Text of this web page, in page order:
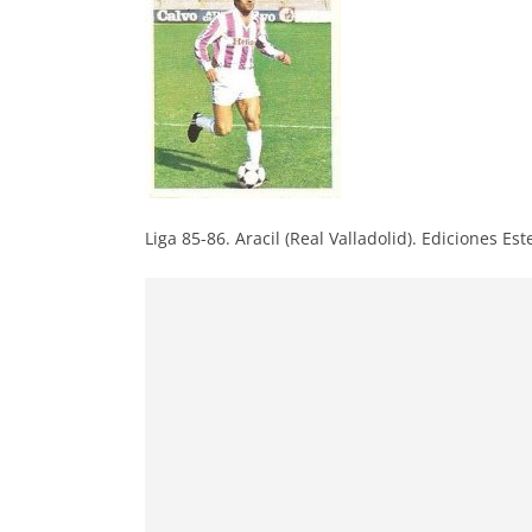
Liga 85-86. Aracil (Real Valladolid). Ediciones